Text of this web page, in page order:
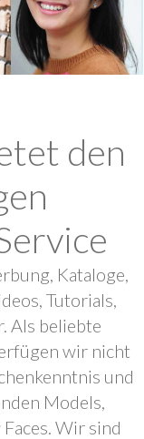
den
Kataloge,
Tutorials,
Als beliebte
wir nicht
und
Models,
Wir sind